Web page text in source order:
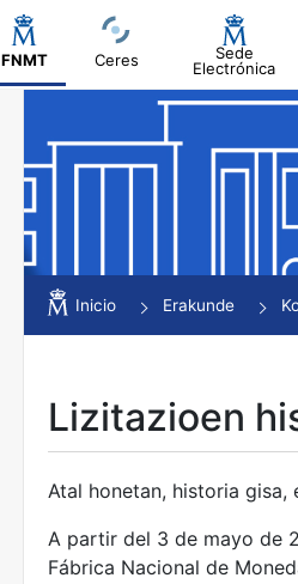
FNMT Ceres
Sede
Electrónica
Erakutsi/Ezkutatu
Erakutsi/Ezkutatu
Erakutsi/Ezkutatu
Inicio Erakunde
Lizitazioen
Atal honetan, historia
A partir del 3 de mayo de
Fábrica Nacional de